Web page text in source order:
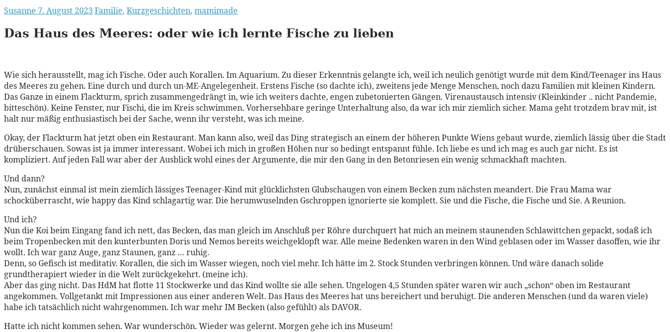
Susanne 7. August 2023 Familie, Kurzgeschichten, mamimade
Das Haus des Meeres: oder wie ich lernte Fische zu lieben
Wie sich herausstellt, mag ich Fische. Oder auch Korallen. Im Aquarium. Zu dieser Erkenntnis gelangte ich, weil ich neulich genötigt wurde mit dem Kind/Teenager ins Haus
des Meeres zu gehen. Eine durch und durch un-ME-Angelegenheit. Erstens Fische (so dachte ich), zweitens jede Menge Menschen, noch dazu Familien mit kleinen Kindern.
Das Ganze in einem Flackturm, sprich zusammengedrängt in, wie ich weiters dachte, engen zubetonierten Gängen. Virenaustausch intensiv (Kleinkinder .. nicht Pandemie,
bitteschön). Keine Fenster, nur Fischi, die im Kreis schwimmen. Vorhersehbare geringe Unterhaltung also, da war ich mir ziemlich sicher. Mama geht trotzdem brav mit, ist
halt nur mäßig enthusiastisch bei der Sache, wenn ihr versteht, was ich meine.
Okay, der Flackturm hat jetzt oben ein Restaurant. Man kann also, weil das Ding strategisch an einem der höheren Punkte Wiens gebaut wurde, ziemlich lässig über die Stadt
drüberschauen. Sowas ist ja immer interessant. Wobei ich mich in großen Höhen nur so bedingt entspannt fühle. Ich liebe es und ich mag es auch gar nicht. Es ist
kompliziert. Auf jeden Fall war aber der Ausblick wohl eines der Argumente, die mir den Gang in den Betonriesen ein wenig schmackhaft machten.
Und dann?
Nun, zunächst einmal ist mein ziemlich lässiges Teenager-Kind mit glücklichsten Glubschaugen von einem Becken zum nächsten meandert. Die Frau Mama war
schocküberrascht, wie happy das Kind schlagartig war. Die herumwuselnden Gschroppen ignorierte sie komplett. Sie und die Fische, die Fische und Sie. A Reunion.
Und ich?
Nun die Koi beim Eingang fand ich nett, das Becken, das man gleich im Anschluß per Röhre durchquert hat mich an meinem staunenden Schlawittchen gepackt, sodaß ich
beim Tropenbecken mit den kunterbunten Doris und Nemos bereits weichgeklopft war. Alle meine Bedenken waren in den Wind geblasen oder im Wasser dasoffen, wie ihr
wollt. Ich war ganz Auge, ganz Staunen, ganz … ruhig.
Denn, so Gefisch ist meditativ. Korallen, die sich im Wasser wiegen, noch viel mehr. Ich hätte im 2. Stock Stunden verbringen können. Und wäre danach solide
grundtherapiert wieder in die Welt zurückgekehrt. (meine ich).
Aber das ging nicht. Das HdM hat flotte 11 Stockwerke und das Kind wollte sie alle sehen. Ungelogen 4,5 Stunden später waren wir auch „schon“ oben im Restaurant
angekommen. Vollgetankt mit Impressionen aus einer anderen Welt. Das Haus des Meeres hat uns bereichert und beruhigt. Die anderen Menschen (und da waren viele)
habe ich tatsächlich nicht wahrgenommen. Ich war mehr IM Becken (also gefühlt) als DAVOR.
Hatte ich nicht kommen sehen. War wunderschön. Wieder was gelernt. Morgen gehe ich ins Museum!